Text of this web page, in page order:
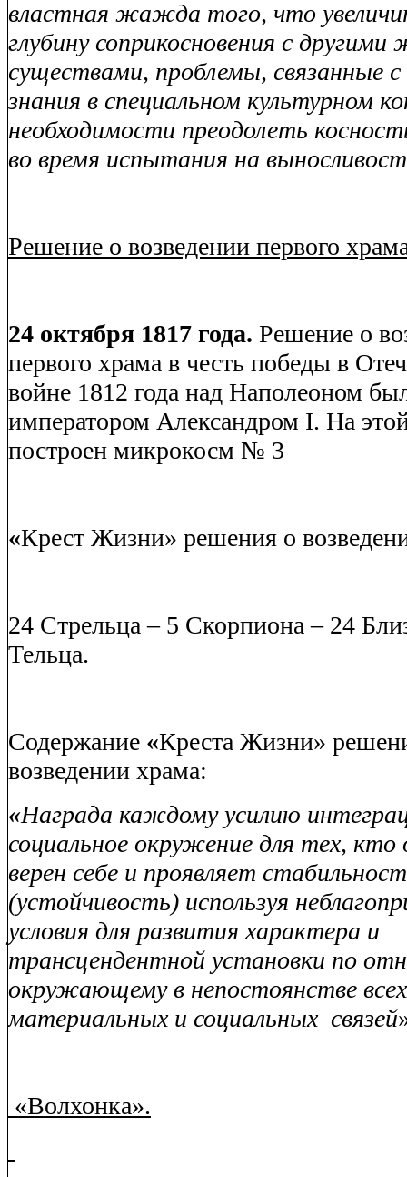
властная жажда того, что
глубину соприкосновения с
существами, проблемы, связанные с
знания в специальном культурном
необходимости преодолеть
во время испытания на
Решение о возведении первого
24 октября 1817 года. Решение о
первого храма в честь победы в
войне 1812 года над Наполеоном
императором Александром I. На
построен микрокосм № 3
«Крест Жизни» решения о
24 Стрельца – 5 Скорпиона – 24
Тельца.
Содержание «Креста Жизни»
возведении храма:
«Награда каждому усилию
социальное окружение для тех,
верен себе и проявляет
(устойчивость) используя
условия для развития характера и
трансцендентной установки по
окружающему в непостоянстве всех
материальных и социальных связей
«Волхонка».